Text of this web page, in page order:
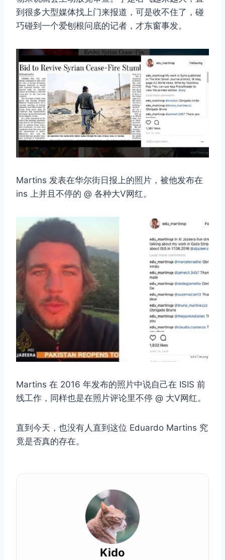
到很多大型媒体找上门来报道，可是收不住了，碰
巧碰到一个爱刨根问底的记者，才东窗事发。
Martins 发表在华尔街日报上的照片，被他发布在
ins 上并且不停的 @ 各种大V网红。
Martins 在 2016 年发布的照片中说自己在 ISIS 前
线工作，同样也是在照片评论里不停 @ 大V网红。
直到今天，也没有人直到这位 Eduardo Martins 究
竟是否真的存在。
Kido